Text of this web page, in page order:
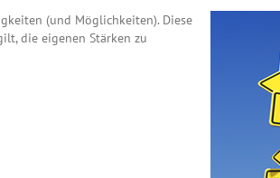
(und Möglichkeiten). Diese
die eigenen Stärken zu